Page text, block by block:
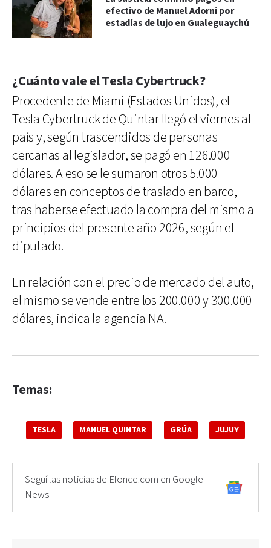
efectivo de Manuel Adorni por
estadías de lujo en Gualeguaychú
¿Cuánto vale el Tesla Cybertruck?
Procedente de Miami (Estados Unidos), el
Tesla Cybertruck de Quintar llegó el viernes al
país y, según trascendidos de personas
cercanas al legislador, se pagó en 126.000
dólares. A eso se le sumaron otros 5.000
dólares en conceptos de traslado en barco,
tras haberse efectuado la compra del mismo a
principios del presente año 2026, según el
diputado.
En relación con el precio de mercado del auto,
el mismo se vende entre los 200.000 y 300.000
dólares, indica la agencia NA.
Temas:
TESLA MANUEL QUINTAR GRÚA JUJUY
Seguí las noticias de Elonce.com en Google
News